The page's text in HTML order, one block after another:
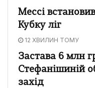
Мессі
Кубку ліг
12 ХВИЛИН ТОМУ
Застава 6 млн
Стефанішиній
захід